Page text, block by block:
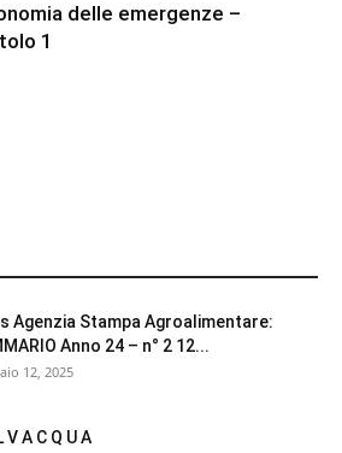
delle emergenze –
1
Agenzia Stampa Agroalimentare:
Anno 24 – n° 2 12...
12, 2025
V A C Q U A